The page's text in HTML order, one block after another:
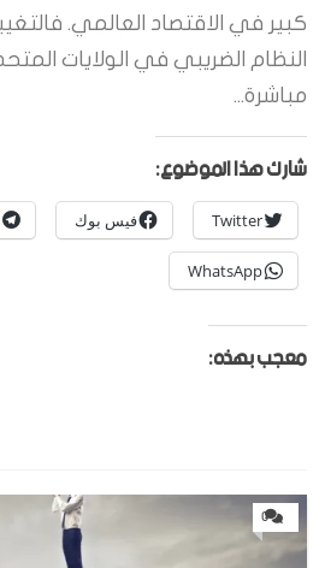
كبير في الاقتصاد العالمي.
النظام الضريبي في الولايات
مباشرة...
شارك هذا الموضوع:
Twitter فيس بوك
WhatsApp
معجب بهذه:
0